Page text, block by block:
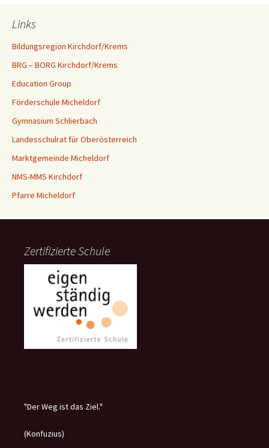
Links
Bildungsregion Kirchdorf/Krems
BRG – BORG Kirchdorf/Krems
Education Group
Förderschule Micheldorf
Gymnasium Schlierbach
Landesschulrat für Oberösterreich
Marktgemeinde Micheldorf
NMS-MMS Kirchdorf
Pfarre Micheldorf
Zertifizierte Schule
"Der Weg ist das Ziel."
(Konfuzius)